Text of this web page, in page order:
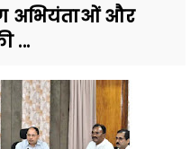
अभियंताओं और
...